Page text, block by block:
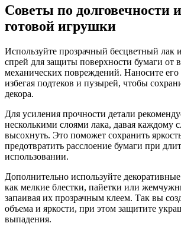
Советы по долговечности
готовой игрушки
Используйте прозрачный бесцветный
спрей для защиты поверхности бумаги от
механических повреждений. Наносите
избегая подтеков и пузырей, чтобы
декора.
Для усиления прочности детали
несколькими слоями лака, давая каждому
высохнуть. Это поможет сохранить
предотвратить расслоение бумаги при
использовании.
Дополнительно используйте
как мелкие блестки, пайетки или
запаивая их прозрачным клеем. Так вы
объема и яркости, при этом защитите
выпадения.